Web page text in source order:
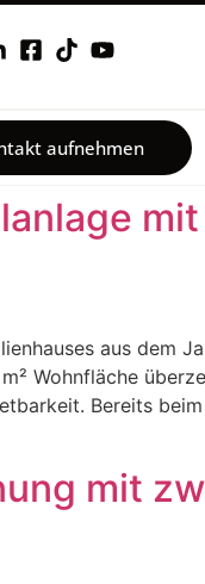
aufnehmen
aus dem
Wohnfläche
Bereits
mit